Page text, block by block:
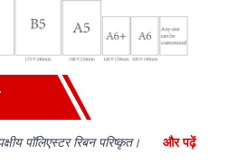
पॉलिएस्टर रिबन परिष्कृत। और पढ़ें